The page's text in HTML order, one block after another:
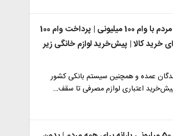
عیدانه دولت برای همه مردم با وام 100 میلیونی | پرداخت وام 100
خرید کالا | پیش‌خرید لوازم خانگی زیر
عمده و همچنین سیستم بانکی کشور
اعتباری لوازم مصرفی تا سقف…